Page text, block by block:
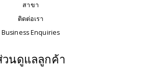
สาขา
ติดต่อเรา
Business Enquiries
วนดูแลลูกค้า